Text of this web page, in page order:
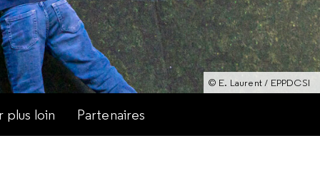
© E. Laurent / EPPDCSI
plus loin Partenaires